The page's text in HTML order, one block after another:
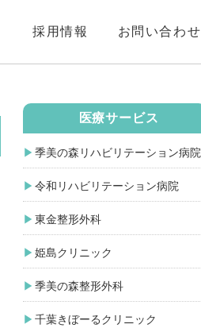
採用情報 お問い合わせ
医療サービス
季美の森リハビリテーション病院
令和リハビリテーション病院
東金整形外科
姫島クリニック
季美の森整形外科
千葉きぼーるクリニック